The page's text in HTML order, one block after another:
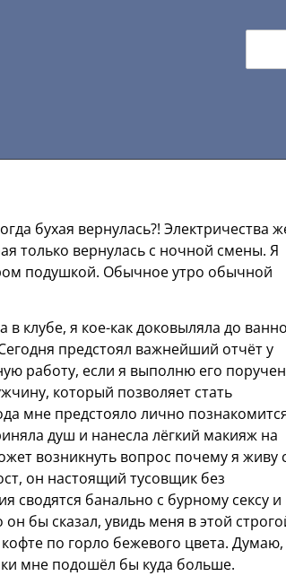
бухая вернулась?! Электричества
только вернулась с ночной смены. Я
подушкой. Обычное утро обычной
клубе, я кое-как доковыляла до
предстоял важнейший отчёт у
работу, если я выполню его
который позволяет стать
мне предстояло лично
душ и нанесла лёгкий макияж на
возникнуть вопрос почему я живу
он настоящий тусовщик без
сводятся банально с бурному сексу и
бы сказал, увидь меня в этой
по горло бежевого цвета.
мне подошёл бы куда больше.